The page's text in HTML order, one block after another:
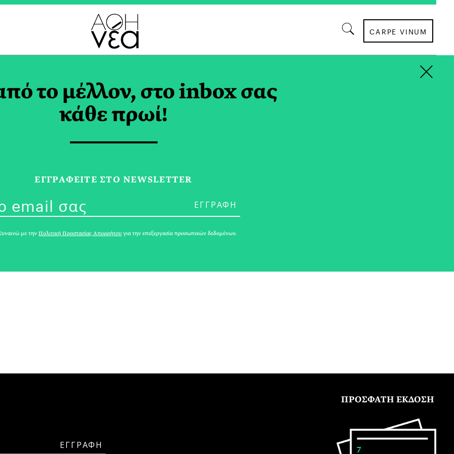
CARPE VINUM
ΚΕΙΚ TAG
ΙΩΑΝΝΑ ΓΙΩΤΑΚΗ
ΠΡΟΣΦΑΤΗ ΕΚΔΟΣΗ
7
το μέλλον, στο inbox σας
κάθε πρωί!
ΕΓΓPΑΦΕΙΤΕ ΣΤΟ NEWSLETTER
με τηνΠολιτική Προστασίας Απορρήτου για την επεξεργασία προσωπικών δεδομένων.
×